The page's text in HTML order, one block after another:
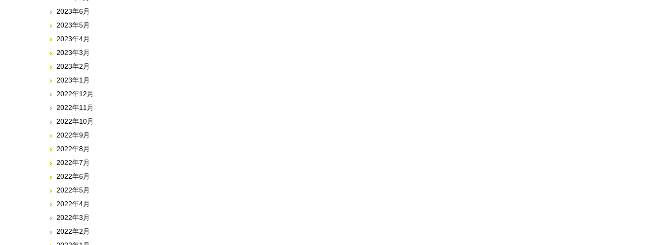
2023年6月
2023年5月
2023年4月
2023年3月
2023年2月
2023年1月
2022年12月
2022年11月
2022年10月
2022年9月
2022年8月
2022年7月
2022年6月
2022年5月
2022年4月
2022年3月
2022年2月